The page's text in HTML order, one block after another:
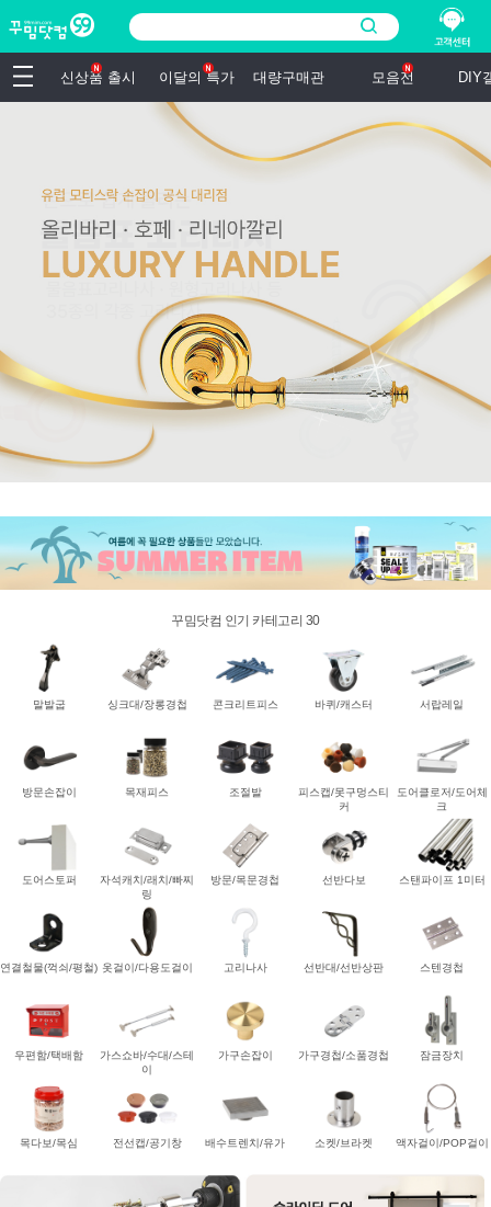
신상품 출시 이달의 특가 대량구매관 모음전 DIY
꾸밈닷컴 인기 카테고리 30
말발굽 싱크대/장롱경첩 콘크리트피스 바퀴/캐스터 서랍레일
방문손잡이 목재피스 조절발
피스캡/못구멍스티
커
도어클로저/도어체
크
도어스토퍼
자석캐치/래치/빠찌
링
방문/목문경첩 선반다보 스탠파이프 1미터
연결철물(꺽쇠/평철) 옷걸이/다용도걸이 고리나사 선반대/선반상판 스텐경첩
우편함/택배함
가스쇼바/수대/스테
이
가구손잡이 가구경첩/소품경첩 잠금장치
목다보/목심 전선캡/공기창 배수트렌치/유가 소켓/브라켓 액자걸이/POP걸이